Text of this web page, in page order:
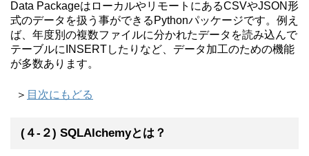
Data PackageはローカルやリモートにあるCSVやJSON形
式のデータを扱う事ができるPythonパッケージです。例え
ば、年度別の複数ファイルに分かれたデータを読み込んで
テーブルにINSERTしたりなど、データ加工のための機能
が多数あります。
＞ 目次にもどる
(４-２) SQLAlchemyとは？